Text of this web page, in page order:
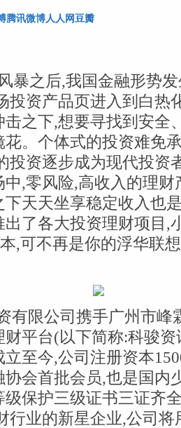
腾讯微博人人网豆瓣
暴之后,我国金融形势
投资产品页进入到白热
之下,想要寻找到安全
花。个体式的投资难免
投资逐步成为现代投资
中,零风险,高收入的理财
天天坐享稳定收入也
了各大投资理财项目,
,可不再是你的浮华联
有限公司携手广州市峰
平台(以下简称:科骏资
至今,公司注册资本
会首批会员,也是国内
级保护三级证书三证齐
行业的新星企业,公司